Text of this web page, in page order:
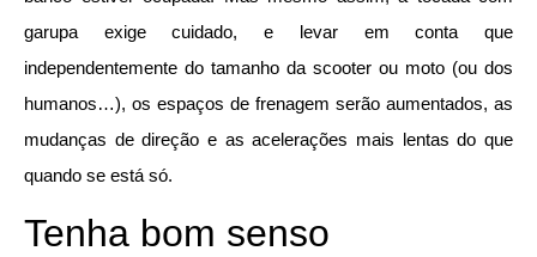
garupa exige cuidado, e levar em conta que
independentemente do tamanho da scooter ou moto (ou dos
humanos…), os espaços de frenagem serão aumentados, as
mudanças de direção e as acelerações mais lentas do que
quando se está só.
Tenha bom senso